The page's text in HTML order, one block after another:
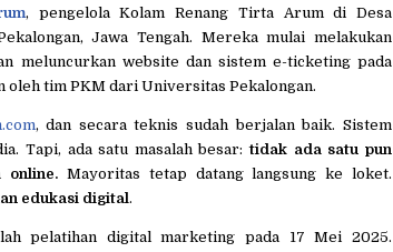
, pengelola Kolam Renang Tirta Arum di Desa
Jawa Tengah. Mereka mulai melakukan
meluncurkan website dan sistem e-ticketing pada
oleh tim PKM dari Universitas Pekalongan.
, dan secara teknis sudah berjalan baik. Sistem
Tapi, ada satu masalah besar:tidak ada satu pun
online. Mayoritas tetap datang langsung ke loket.
edukasi digital.
pelatihan digital marketing pada 17 Mei 2025.